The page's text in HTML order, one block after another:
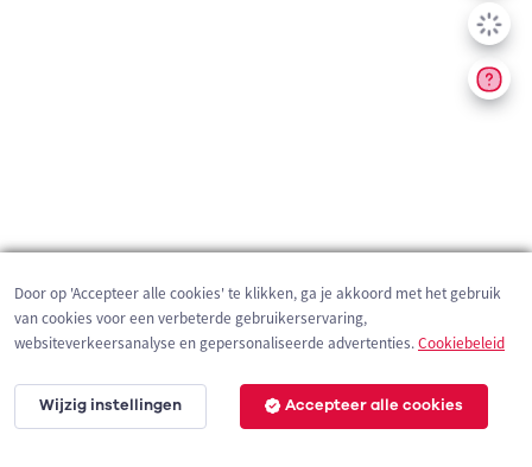
200 m
Door op 'Accepteer alle cookies' te klikken, ga je akkoord met het gebruik
van cookies voor een verbeterde gebruikerservaring,
websiteverkeersanalyse en gepersonaliseerde advertenties.Cookiebeleid
Wijzig instellingen Accepteer alle cookies